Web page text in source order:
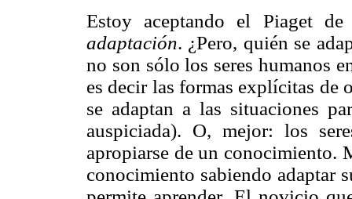
Estoy aceptando el Piaget
adaptación. ¿Pero, quién se
no son sólo los seres humanos
es decir las formas explícitas de
se adaptan a las situaciones
auspiciada). O, mejor: los
apropiarse de un conocimiento.
conocimiento sabiendo adaptar